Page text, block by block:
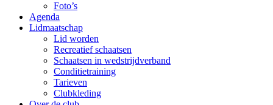
Foto’s
Agenda
Lidmaatschap
Lid worden
Recreatief schaatsen
Schaatsen in wedstrijdverband
Conditietraining
Tarieven
Clubkleding